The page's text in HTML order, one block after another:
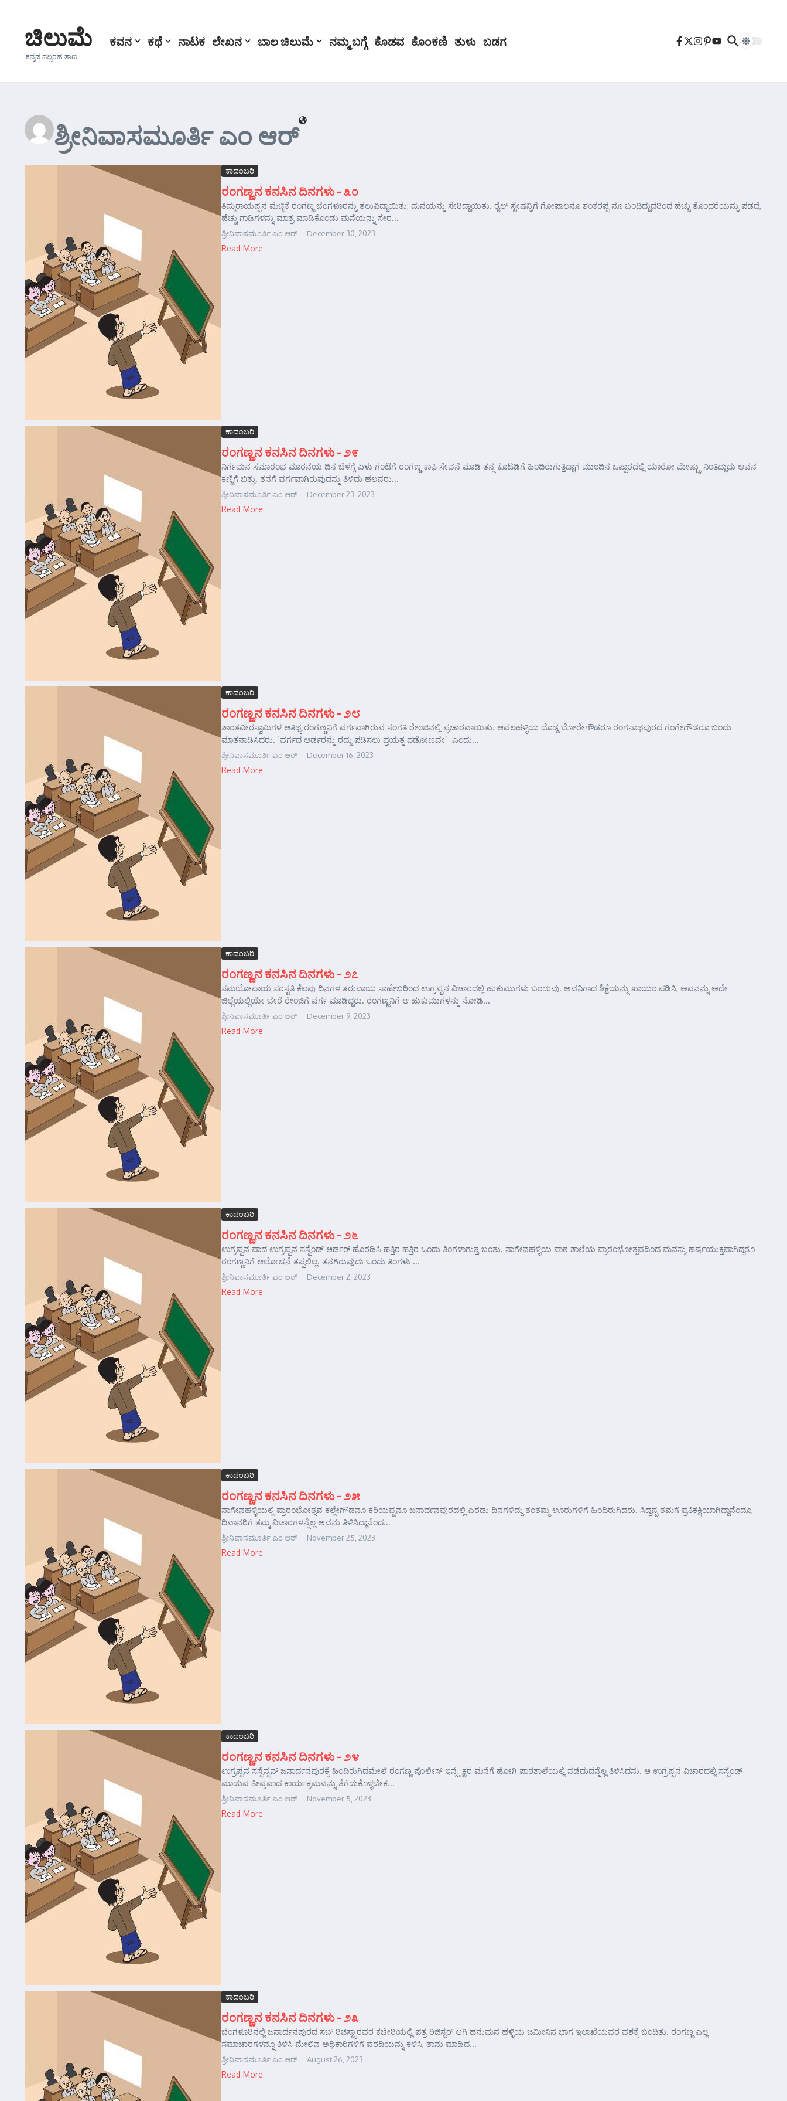
ಚಿಲುಮೆ
ಕನ್ನಡ ನಲ್ಬರಹ ತಾಣ
ಕವನ ಕಥೆ ನಾಟಕ ಲೇಖನ ಬಾಲ ಚಿಲುಮೆ ನಮ್ಮ ಬಗ್ಗೆ ಕೊಡವ ಕೊಂಕಣಿ ತುಳು ಬಡಗ
ಶ್ರೀನಿವಾಸಮೂರ್ತಿ ಎಂ ಆರ್
ಕಾದಂಬರಿ
ರಂಗಣ್ಣನ ಕನಸಿನ ದಿನಗಳು – ೩೦
ತಿಮ್ಮರಾಯಪ್ಪನ ಮೆಚ್ಚಿಕೆ ರಂಗಣ್ಣ ಬೆಂಗಳೂರನ್ನು ತಲುಪಿದ್ದಾಯಿತು; ಮನೆಯನ್ನು ಸೇರಿದ್ದಾಯಿತು. ರೈಲ್ ಸ್ಟೇಷನ್ನಿಗೆ ಗೋಪಾಲನೂ ಶಂಕರಪ್ಪ ನೂ ಬಂದಿದ್ದುದರಿಂದ ಹೆಚ್ಚು ತೊಂದರೆಯನ್ನು ಪಡದೆ,
ಹೆಚ್ಚು ಗಾಡಿಗಳನ್ನು ಮಾತ್ರ ಮಾಡಿಕೊಂಡು ಮನೆಯನ್ನು ಸೇರ...
ಶ್ರೀನಿವಾಸಮೂರ್ತಿ ಎಂ ಆರ್ December 30, 2023
Read More
ಕಾದಂಬರಿ
ರಂಗಣ್ಣನ ಕನಸಿನ ದಿನಗಳು – ೨೯
ನಿರ್ಗಮನ ಸಮಾರಂಭ ಮಾರನೆಯ ದಿನ ಬೆಳಗ್ಗೆ ಏಳು ಗಂಟೆಗೆ ರಂಗಣ್ಣ ಕಾಫಿ ಸೇವನೆ ಮಾಡಿ ತನ್ನ ಕೊಟಡಿಗೆ ಹಿಂದಿರುಗುತ್ತಿದ್ದಾಗ ಮುಂದಿನ ಒಪ್ಪಾರದಲ್ಲಿ ಯಾರೋ ಮೇಷ್ಟ್ರು ನಿಂತಿದ್ದುದು ಆವನ
ಕಣ್ಣಿಗೆ ಬಿತ್ತು. ತನಗೆ ವರ್ಗವಾಗಿರುವುದನ್ನು ತಿಳಿದು ಹಲವರು...
ಶ್ರೀನಿವಾಸಮೂರ್ತಿ ಎಂ ಆರ್ December 23, 2023
Read More
ಕಾದಂಬರಿ
ರಂಗಣ್ಣನ ಕನಸಿನ ದಿನಗಳು – ೨೮
ಶಾಂತವೀರಸ್ವಾಮಿಗಳ ಆತಿಥ್ಯ ರಂಗಣ್ಣನಿಗೆ ವರ್ಗವಾಗಿರುವ ಸಂಗತಿ ರೇಂಜಿನಲ್ಲಿ ಪ್ರಚಾರವಾಯಿತು. ಆವಲಹಳ್ಳಿಯ ದೊಡ್ಡ ಬೋರೇಗೌಡರೂ ರಂಗನಾಥಪುರದ ಗಂಗೇಗೌಡರೂ ಬಂದು
ಮಾತನಾಡಿಸಿದರು. `ವರ್ಗದ ಆರ್ಡರನ್ನು ರದ್ದು ಪಡಿಸಲು ಪ್ರಯತ್ನ ಪಡೋಣವೇ’- ಎಂದು...
ಶ್ರೀನಿವಾಸಮೂರ್ತಿ ಎಂ ಆರ್ December 16, 2023
Read More
ಕಾದಂಬರಿ
ರಂಗಣ್ಣನ ಕನಸಿನ ದಿನಗಳು – ೨೭
ಸಮಯೋಪಾಯ ಸರಸ್ವತಿ ಕೆಲವು ದಿನಗಳ ತರುವಾಯ ಸಾಹೇಬರಿಂದ ಉಗ್ರಪ್ಪನ ವಿಚಾರದಲ್ಲಿ ಹುಕುಮುಗಳು ಬಂದುವು. ಅವನಿಗಾದ ಶಿಕ್ಷೆಯನ್ನು ಖಾಯಂ ಪಡಿಸಿ, ಅವನನ್ನು ಅದೇ
ಜಿಲ್ಲೆಯಲ್ಲಿಯೇ ಬೇರೆ ರೇಂಜಿಗೆ ವರ್ಗ ಮಾಡಿದ್ದರು. ರಂಗಣ್ಣನಿಗೆ ಆ ಹುಕುಮುಗಳನ್ನು ನೋಡಿ...
ಶ್ರೀನಿವಾಸಮೂರ್ತಿ ಎಂ ಆರ್ December 9, 2023
Read More
ಕಾದಂಬರಿ
ರಂಗಣ್ಣನ ಕನಸಿನ ದಿನಗಳು – ೨೬
ಉಗ್ರಪ್ಪನ ವಾದ ಉಗ್ರಪ್ಪನ ಸಸ್ಪೆಂಡ್ ಆರ್ಡರ್ ಹೊರಡಿಸಿ ಹತ್ತಿರ ಹತ್ತಿರ ಒಂದು ತಿಂಗಳಾಗುತ್ತ ಬಂತು. ನಾಗೇನಹಳ್ಳಿಯ ಪಾಠ ಶಾಲೆಯ ಪ್ರಾರಂಭೋತ್ಸವದಿಂದ ಮನಸ್ಸು ಹರ್ಷಯುಕ್ತವಾಗಿದ್ದರೂ
ರಂಗಣ್ಣನಿಗೆ ಆಲೋಚನೆ ತಪ್ಪಲಿಲ್ಲ. ತನಗಿರುವುದು ಒಂದು ತಿಂಗಳು ...
ಶ್ರೀನಿವಾಸಮೂರ್ತಿ ಎಂ ಆರ್ December 2, 2023
Read More
ಕಾದಂಬರಿ
ರಂಗಣ್ಣನ ಕನಸಿನ ದಿನಗಳು – ೨೫
ನಾಗೇನಹಳ್ಳಿಯಲ್ಲಿ ಪ್ರಾರಂಭೋತ್ಸವ ಕಲ್ಲೇಗೌಡನೂ ಕರಿಯಪ್ಪನೂ ಜನಾರ್ದನಪುರದಲ್ಲಿ ಎರಡು ದಿನಗಳಿದ್ದು ತಂತಮ್ಮ ಊರುಗಳಿಗೆ ಹಿಂದಿರುಗಿದರು. ಸಿದ್ದಪ್ಪ ತಮಗೆ ಪ್ರತಿಕಕ್ಷಿಯಾಗಿದ್ದಾನೆಂದೂ,
ದಿವಾನರಿಗೆ ತಮ್ಮ ವಿಚಾರಗಳನ್ನೆಲ್ಲ ಅವನು ತಿಳಿಸಿದ್ದಾನೆಂದ...
ಶ್ರೀನಿವಾಸಮೂರ್ತಿ ಎಂ ಆರ್ November 25, 2023
Read More
ಕಾದಂಬರಿ
ರಂಗಣ್ಣನ ಕನಸಿನ ದಿನಗಳು – ೨೪
ಉಗ್ರಪ್ಪನ ಸಸ್ಪೆನ್ಷನ್ ಜನಾರ್ದನಪುರಕ್ಕೆ ಹಿಂದಿರುಗಿದಮೇಲೆ ರಂಗಣ್ಣ ಪೊಲೀಸ್ ಇನ್ಸ್ಪೆಕ್ಟರ ಮನೆಗೆ ಹೋಗಿ ಪಾಠಶಾಲೆಯಲ್ಲಿ ನಡೆದುದನ್ನೆಲ್ಲ ತಿಳಿಸಿದನು. ಆ ಉಗ್ರಪ್ಪನ ವಿಚಾರದಲ್ಲಿ ಸಸ್ಪೆಂಡ್
ಮಾಡುವ ತೀವ್ರವಾದ ಕಾರ್ಯಕ್ರಮವನ್ನು ತೆಗೆದುಕೊಳ್ಳಬೇಕ...
ಶ್ರೀನಿವಾಸಮೂರ್ತಿ ಎಂ ಆರ್ November 5, 2023
Read More
ಕಾದಂಬರಿ
ರಂಗಣ್ಣನ ಕನಸಿನ ದಿನಗಳು – ೨೩
ಬೆಂಗಳೂರಿನಲ್ಲಿ ಜನಾರ್ದನಪುರದ ಸಬ್ ರಿಜಿಸ್ಟ್ರಾರವರ ಕಚೇರಿಯಲ್ಲಿ ಪತ್ರ ರಿಜಿಸ್ಟರ್ ಆಗಿ ಹನುಮನ ಹಳ್ಳಿಯ ಜಮೀನಿನ ಭಾಗ ಇಲಾಖೆಯವರ ವಶಕ್ಕೆ ಬಂದಿತು. ರಂಗಣ್ಣ ಎಲ್ಲ
ಸಮಾಚಾರಗಳನ್ನೂ ತಿಳಿಸಿ ಮೇಲಿನ ಅಧಿಕಾರಿಗಳಿಗೆ ವರದಿಯನ್ನು ಕಳಿಸಿ, ತಾನು ಮಾಡಿದ...
ಶ್ರೀನಿವಾಸಮೂರ್ತಿ ಎಂ ಆರ್ August 26, 2023
Read More